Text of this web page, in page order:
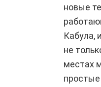
новые
Кабула,
не
местах